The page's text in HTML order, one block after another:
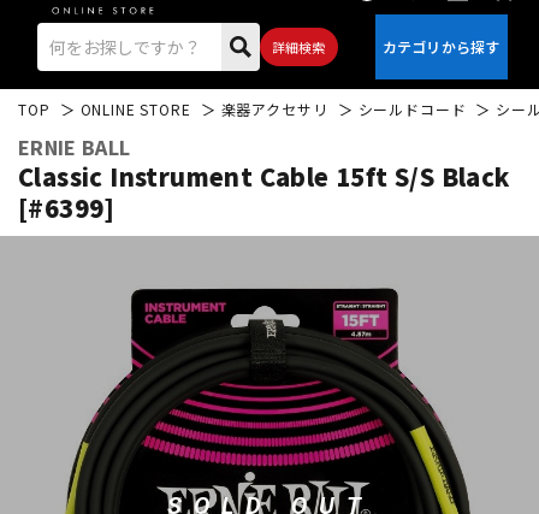
詳細検索
ベース ウクレレ
ドラム パーカッション
キーボード 電子ピアノ
TOP ONLINE STORE 楽器アクセサリ シールドコード シー
ERNIE BALL
Classic Instrument Cable 15ft S/S Black
[#6399]
SOLD OUT